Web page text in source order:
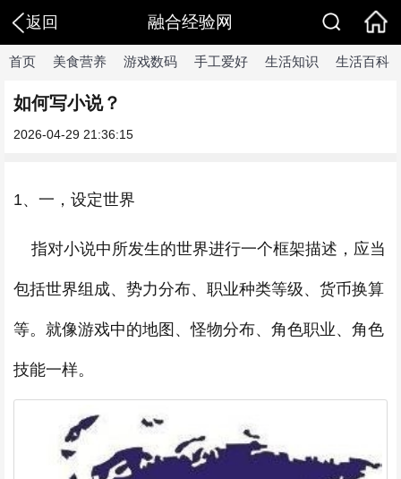
返回 融合经验网
首页 美食营养 游戏数码 手工爱好 生活知识 生活百科
如何写小说？
2026-04-29 21:36:15
1、一，设定世界
指对小说中所发生的世界进行一个框架描述，应当
包括世界组成、势力分布、职业种类等级、货币换算
等。就像游戏中的地图、怪物分布、角色职业、角色
技能一样。